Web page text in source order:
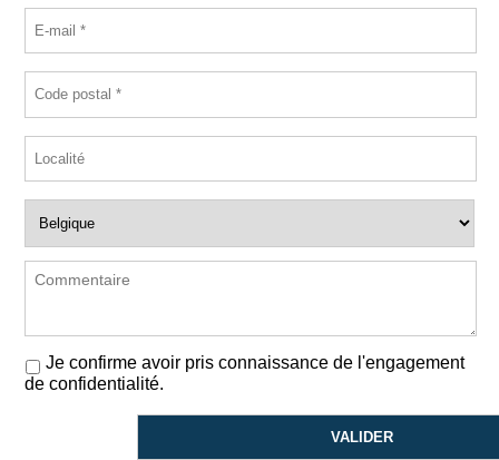
Je confirme avoir pris connaissance de l'engagement
de confidentialité.